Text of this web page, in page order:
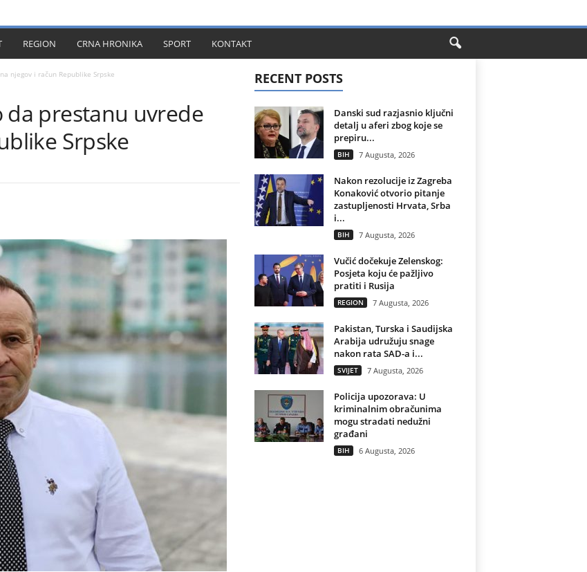
REGION CRNA HRONIKA SPORT KONTAKT
njegov i račun Republike Srpske
prestanu uvrede
Srpske
RECENT POSTS
Danski sud razjasnio ključni
detalj u aferi zbog koje se
prepiru...
BIH 7 Augusta, 2026
Nakon rezolucije iz Zagreba
Konaković otvorio pitanje
zastupljenosti Hrvata, Srba
i...
BIH 7 Augusta, 2026
Vučić dočekuje Zelenskog:
Posjeta koju će pažljivo
pratiti i Rusija
REGION 7 Augusta, 2026
Pakistan, Turska i Saudijska
Arabija udružuju snage
nakon rata SAD-a i...
SVIJET 7 Augusta, 2026
Policija upozorava: U
kriminalnim obračunima
mogu stradati nedužni
građani
BIH 6 Augusta, 2026